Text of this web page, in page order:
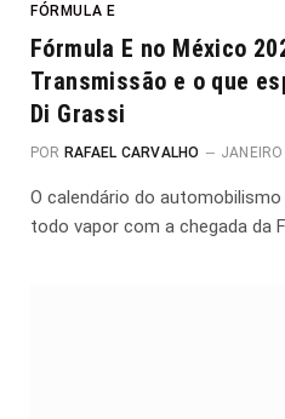
FÓRMULA E
Fórmula E no México
Transmissão e o que
Di Grassi
POR RAFAEL CARVALHO
O calendário do
todo vapor com a chegada da